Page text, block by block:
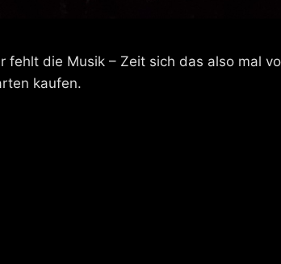
fehlt die Musik – Zeit sich das also mal
kaufen.